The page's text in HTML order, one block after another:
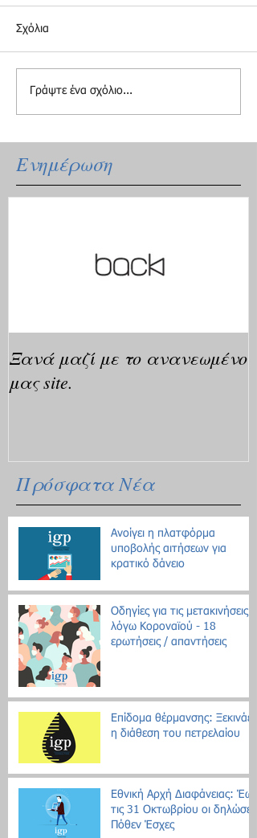
Ενημέρωση
Πρόσφατα Νέα
Σχόλια
Γράψτε ένα σχόλιο...
Ξανά μαζί με το ανανεωμένο
μας site.
Ανοίγει η πλατφόρμα
υποβολής αιτήσεων για
κρατικό δάνειο
Οδηγίες για τις μετακινήσεις
λόγω Κοροναϊού - 18
ερωτήσεις / απαντήσεις
Επίδομα θέρμανσης: Ξεκινάει
η διάθεση του πετρελαίου
Εθνική Αρχή Διαφάνειας: Έως
τις 31 Οκτωβρίου οι δηλώσεις
Πόθεν Έσχες